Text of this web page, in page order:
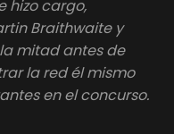
hizo cargo,
Braithwaite y
mitad antes de
la red él mismo
en el concurso.